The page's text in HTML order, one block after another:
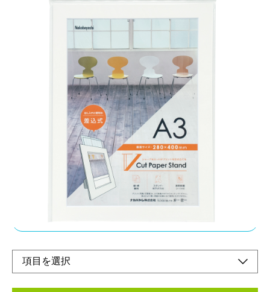
プリントの出し入れに便利な差込式を採用
メーカー希望小売価格：
+ 税
差込式の為、繰り返しご使用いただけます。プリントと保護シー
トは上部スリットから出し入れします。キャンバスのような質感
でインテリアとしてもギフトとしても使いやすい風合いの紙を採